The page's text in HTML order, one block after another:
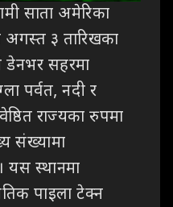
साता अमेरिका
अगस्त ३ तारिखका
डेनभर सहरमा
पर्वत, नदी र
राज्यका रुपमा
संख्यामा
यस स्थानमा
पाइला टेक्न